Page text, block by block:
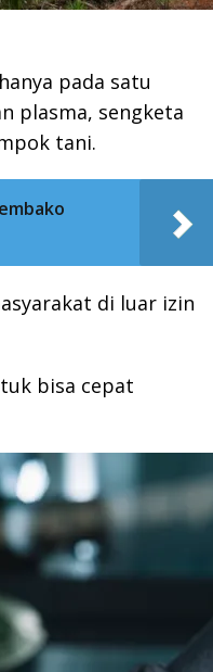
pada satu
plasma, sengketa
tani.
di luar izin
bisa cepat